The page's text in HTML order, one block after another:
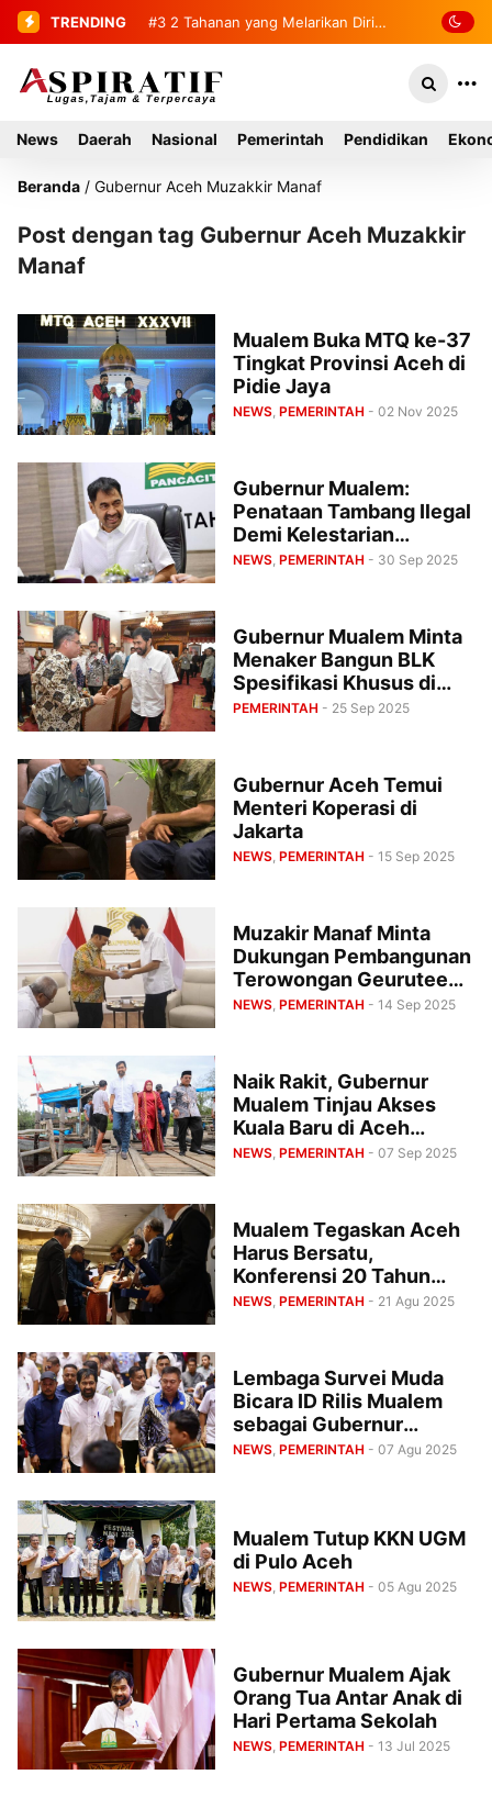
TRENDING #3 2 Tahanan yang Melarikan Diri
News Daerah Nasional Pemerintah Pendidikan
Beranda / Gubernur Aceh Muzakkir Manaf
Post dengan tag Gubernur Aceh Muzakkir
Manaf
Mualem Buka MTQ ke-37
Tingkat Provinsi Aceh di
Pidie Jaya
NEWS, PEMERINTAH - 02 Nov 2025
Gubernur Mualem:
Penataan Tambang Ilegal
Demi Kelestarian
Lingkungan dan
NEWS, PEMERINTAH - 30 Sep 2025
Gubernur Mualem Minta
Menaker Bangun BLK
Spesifikasi Khusus di
Aceh
PEMERINTAH - 25 Sep 2025
Gubernur Aceh Temui
Menteri Koperasi di
Jakarta
NEWS, PEMERINTAH - 15 Sep 2025
Muzakir Manaf Minta
Dukungan Pembangunan
Terowongan Geurutee
Kepada Menteri PPN
NEWS, PEMERINTAH - 14 Sep 2025
Naik Rakit, Gubernur
Mualem Tinjau Akses
Kuala Baru di Aceh
Singkil
NEWS, PEMERINTAH - 07 Sep 2025
Mualem Tegaskan Aceh
Harus Bersatu,
Konferensi 20 Tahun
Damai Hasilkan 10
NEWS, PEMERINTAH - 21 Agu 2025
Lembaga Survei Muda
Bicara ID Rilis Mualem
sebagai Gubernur
Berkinerja Terbaik Versi
NEWS, PEMERINTAH - 07 Agu 2025
Mualem Tutup KKN UGM
di Pulo Aceh
NEWS PEMERINTAH - 05 Agu 2025
Gubernur Mualem Ajak
Orang Tua Antar Anak di
Hari Pertama Sekolah
NEWS, PEMERINTAH - 13 Jul 2025